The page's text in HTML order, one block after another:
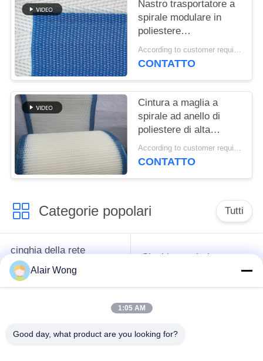
Nastro trasportatore a
spirale modulare in
poliestere
polioxometilene
plastico congelato per
torre a maglia piatta
According to customer requirements MOQ:1 metro
CONTATTO
Cintura a maglia a
spirale ad anello di
poliestere di alta
qualità, cintura a
maglia a filtro 100% di
According to customer requirements MOQ:1 metro
CONTATTO
Categorie popolari Tutti
cinghia della rete
metallica del
trasportatore
Cinghia a spirale
nastro trasportatore a
Alair Wong
1:05 AM
Good day, what product are you looking for?